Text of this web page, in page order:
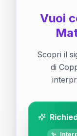
Vuoi
Scopri il
di
✨